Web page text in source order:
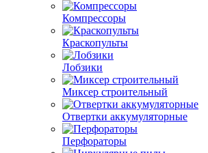
Компрессоры
Краскопульты
Лобзики
Миксер строительный
Отвертки аккумуляторные
Перфораторы